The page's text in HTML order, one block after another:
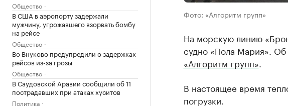
Общество
В США в аэропорту задержали
мужчину, угрожавшего взорвать бомбу
на рейсе
Общество
Во Внуково предупредили о задержках
рейсов из-за грозы
Общество
В Саудовской Аравии сообщили об 11
пострадавших при атаках хуситов
Политика
Фото: «Алгоритм групп»
На морскую линию
судно «Пола Мария».
«Алгоритм групп»
В настоящее время
погрузки.